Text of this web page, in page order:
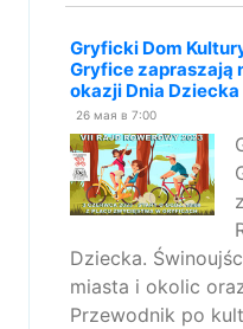
Gryficki Dom
Gryfice zapraszają
okazji Dnia
26 мая в 7:00
Dziecka.
miasta i okolic
Przewodnik po